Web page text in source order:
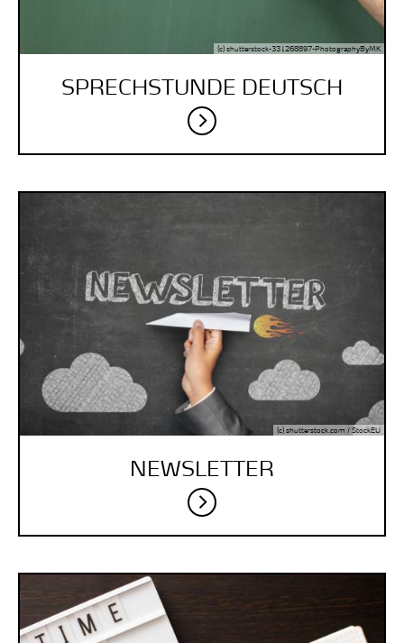
(c) shutterstock-331268897-PhotographyByMK
SPRECHSTUNDE DEUTSCH
(c) shutterstock.com / StockEU
NEWSLETTER